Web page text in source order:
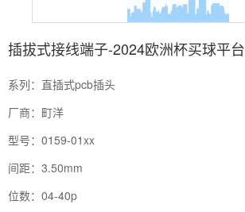
插拔式接线端子-2024欧洲杯买球平台
系列：直插式pcb插头
厂商：町洋
型号：0159-01xx
间距：3.50mm
位数：04-40p